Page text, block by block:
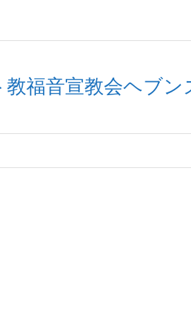
福音宣教会ヘブ